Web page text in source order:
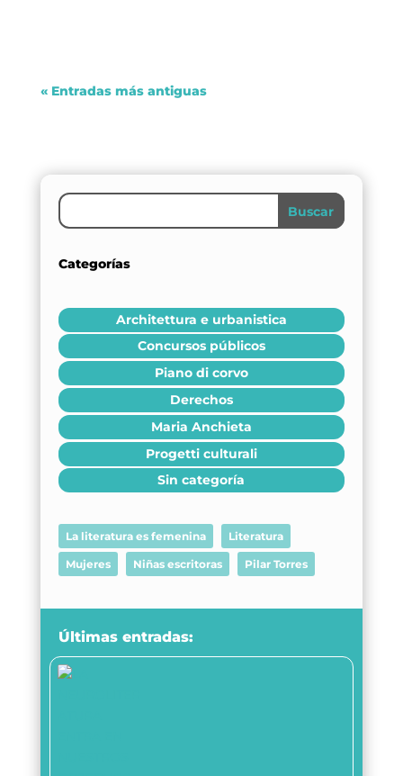
« Entradas más antiguas
Buscar
Categorías
Architettura e urbanistica
Concursos públicos
Piano di corvo
Derechos
Maria Anchieta
Progetti culturali
Sin categoría
La literatura es femenina Literatura
Mujeres Niñas escritoras Pilar Torres
Últimas entradas: